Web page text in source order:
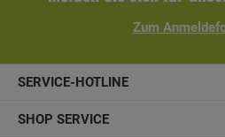
Zum
SERVICE-HOTLINE
SHOP SERVICE